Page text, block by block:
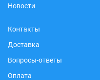
Новости
Контакты
Доставка
Вопросы-ответы
Оплата